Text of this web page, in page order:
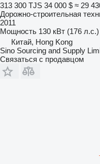
313 300 TJS 34 000 $ ≈ 29
Дорожно-строительная
2011
Мощность 130 кВт (176 л.с.)
Китай, Hong Kong
Sino Sourcing and Supply
Связаться с продавцом